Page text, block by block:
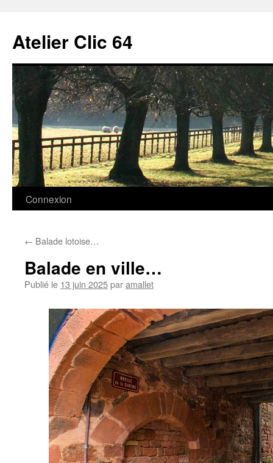
contenu
Atelier Clic 64
Connexion
← Balade lotoise…
Balade en ville…
Publié le 13 juin 2025paramallet